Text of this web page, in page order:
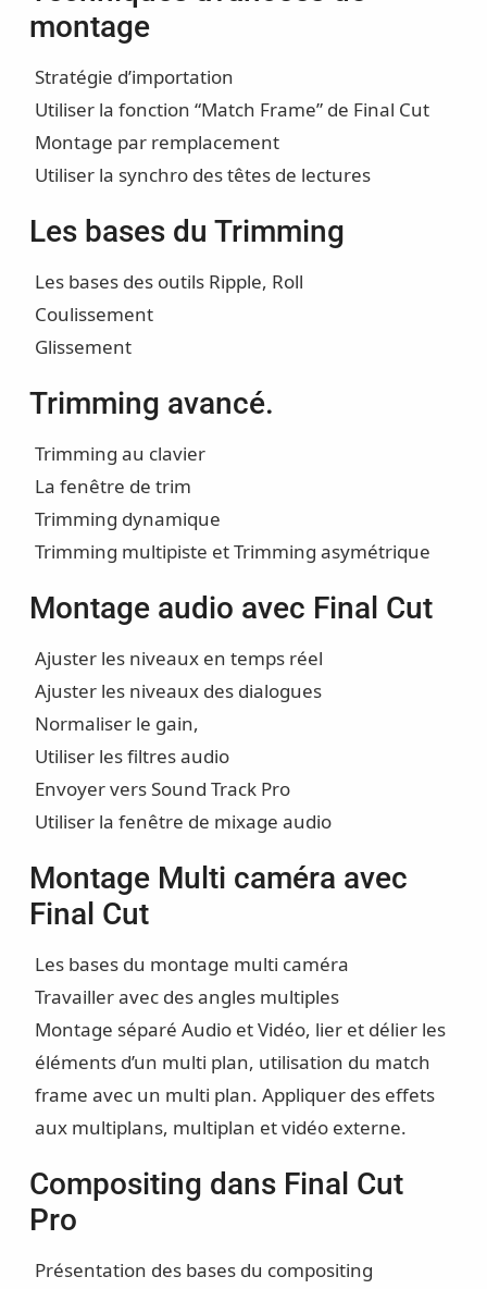
montage
Stratégie d’importation
Utiliser la fonction “Match Frame” de Final Cut
Montage par remplacement
Utiliser la synchro des têtes de lectures
Les bases du Trimming
Les bases des outils Ripple, Roll
Coulissement
Glissement
Trimming avancé.
Trimming au clavier
La fenêtre de trim
Trimming dynamique
Trimming multipiste et Trimming asymétrique
Montage audio avec Final Cut
Ajuster les niveaux en temps réel
Ajuster les niveaux des dialogues
Normaliser le gain,
Utiliser les filtres audio
Envoyer vers Sound Track Pro
Utiliser la fenêtre de mixage audio
Montage Multi caméra avec
Final Cut
Les bases du montage multi caméra
Travailler avec des angles multiples
Montage séparé Audio et Vidéo, lier et délier les
éléments d’un multi plan, utilisation du match
frame avec un multi plan. Appliquer des effets
aux multiplans, multiplan et vidéo externe.
Compositing dans Final Cut
Pro
Présentation des bases du compositing